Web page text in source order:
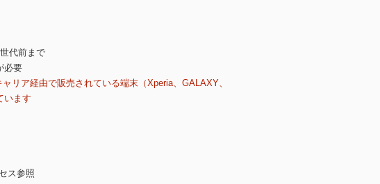
代前まで
必要
リア経由で販売されている端末（Xperia、GALAXY、
います
ス参照